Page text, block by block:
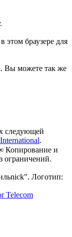
этом браузере для
Вы можете так же
следующей
.
Копирование и
ограничений.
Логотип:
Telecom